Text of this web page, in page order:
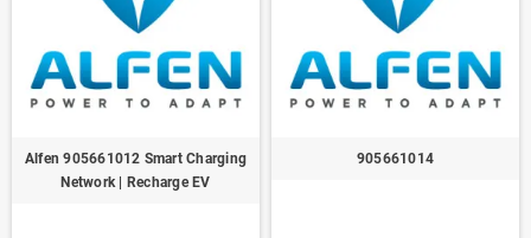
Alfen 905661012 Smart Charging
Network | Recharge EV
905661014